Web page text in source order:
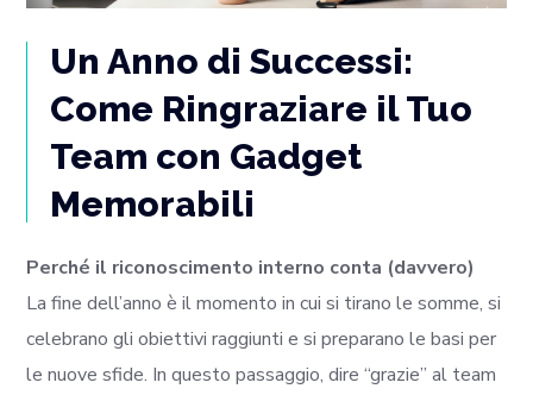
Un Anno di Successi:
Come Ringraziare il Tuo
Team con Gadget
Memorabili
Perché il riconoscimento interno conta (davvero)
La fine dell’anno è il momento in cui si tirano le somme, si
celebrano gli obiettivi raggiunti e si preparano le basi per
le nuove sfide. In questo passaggio, dire “grazie” al team